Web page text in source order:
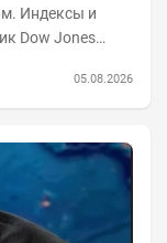
Индексы и
Dow Jones
05.08.2026